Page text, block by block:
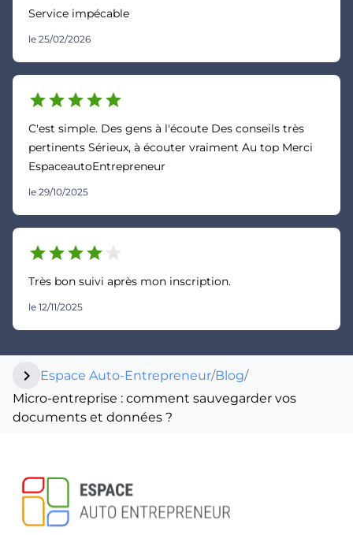
Service impécable
le 25/02/2026
starstarstarstarstar
C'est simple. Des gens à l'écoute Des conseils très
pertinents Sérieux, à écouter vraiment Au top Merci
EspaceautoEntrepreneur
le 29/10/2025
starstarstarstar star
Très bon suivi après mon inscription.
le 12/11/2025
chevron_right Espace Auto-Entrepreneur/Blog/
Micro-entreprise : comment sauvegarder vos
documents et données ?